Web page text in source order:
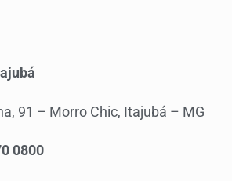
91 – Morro Chic, Itajubá – MG
0800